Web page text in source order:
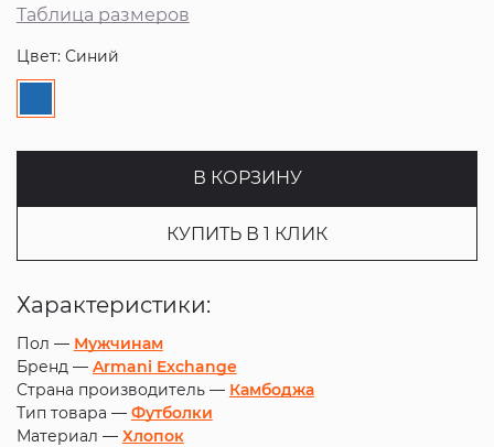
Таблица размеров
Цвет: Синий
В КОРЗИНУ
КУПИТЬ В 1 КЛИК
Характеристики:
Пол — Мужчинам
Бренд — Armani Exchange
Страна производитель — Камбоджа
Тип товара — Футболки
Материал — Хлопок